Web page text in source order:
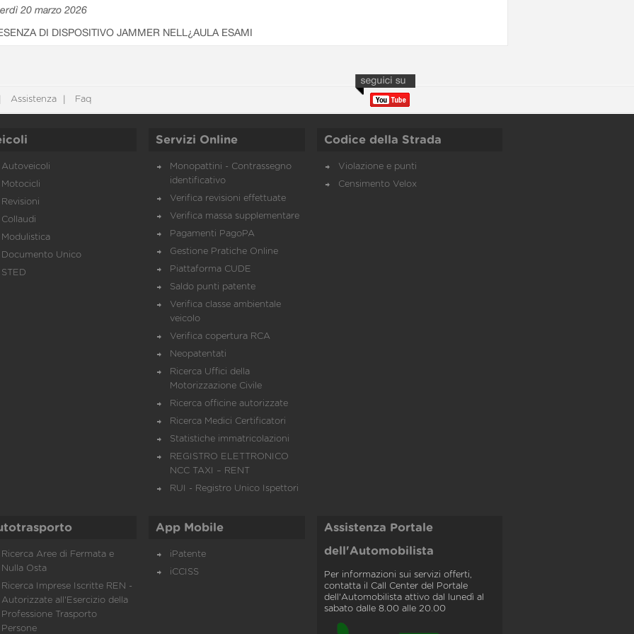
20 marzo 2026
DI DISPOSITIVO JAMMER NELL¿AULA ESAMI
Assistenza Faq
Autoveicoli
Motocicli
Revisioni
Collaudi
Modulistica
Documento Unico
STED
Servizi Online
Monopattini - Contrassegno
identificativo
Verifica revisioni effettuate
Verifica massa supplementare
Pagamenti PagoPA
Gestione Pratiche Online
Piattaforma CUDE
Saldo punti patente
Verifica classe ambientale
veicolo
Verifica copertura RCA
Neopatentati
Ricerca Uffici della
Motorizzazione Civile
Ricerca officine autorizzate
Ricerca Medici Certificatori
Statistiche immatricolazioni
REGISTRO ELETTRONICO
NCC TAXI – RENT
RUI - Registro Unico Ispettori
Codice della Strada
Violazione e punti
Censimento Velox
Ricerca Aree di Fermata e
Nulla Osta
Ricerca Imprese Iscritte REN -
Autorizzate all'Esercizio della
Professione Trasporto
Persone
App Mobile
iPatente
iCCISS
Assistenza Portale
dell'Automobilista
Per informazioni sui servizi offerti,
contatta il Call Center del Portale
dell'Automobilista attivo dal lunedì al
sabato dalle 8.00 alle 20.00